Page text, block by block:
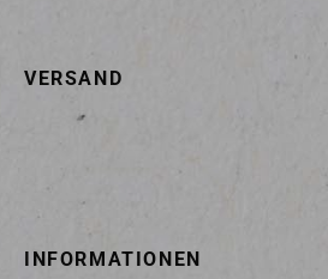
VERSAND
INFORMATIONEN